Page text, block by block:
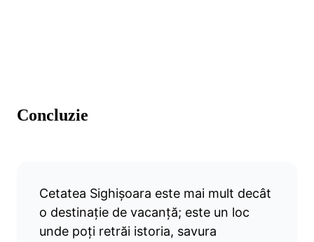
Concluzie
Cetatea Sighișoara este mai mult decât
o destinație de vacanță; este un loc
unde poți retrăi istoria, savura